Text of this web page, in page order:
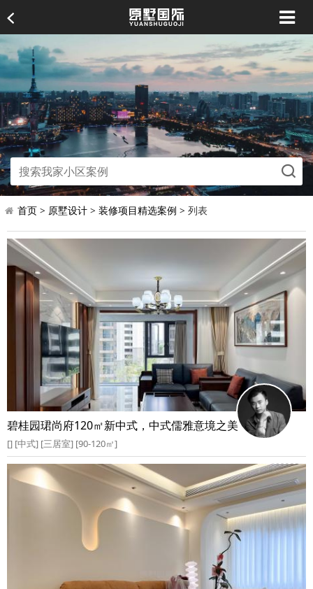
首页> 原墅设计> 装修项目精选案例 > 列表
碧桂园珺尚府120㎡新中式，中式儒雅意境之美
[] [中式] [三居室] [90-120㎡]